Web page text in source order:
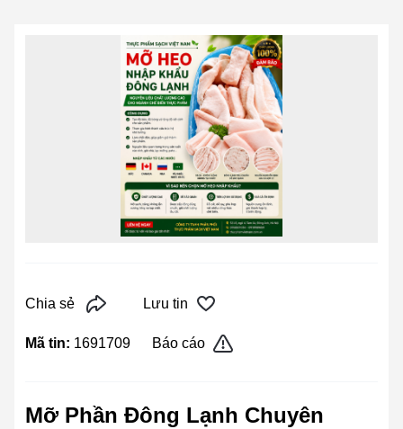
Chia sẻ Lưu tin
Mã tin: 1691709 Báo cáo
Mỡ Phần Đông Lạnh Chuyên